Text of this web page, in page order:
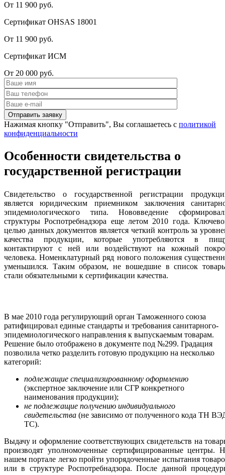
От 11 900 руб.
Сертификат OHSAS 18001
От 11 900 руб.
Сертификат ИСМ
От 20 000 руб.
Нажимая кнопку "Отправить", Вы соглашаетесь с политикой
конфиденциальности
Особенности свидетельства о
государственной регистрации
Свидетельство о государственной регистрации
является юридическим приемником заключения
эпидемиологического типа. Нововведение
структуры Роспотребнадзора еще летом 2010 года.
целью данных документов является четкий контроль за
качества продукции, которые употребляются в
контактируют с ней или воздействуют на кожный
человека. Номенклатурный ряд нового положения
уменьшился. Таким образом, не вошедшие в список
стали обязательными к сертификации качества.
В мае 2010 года регулирующий орган Таможенного союза
ратифицировал единые стандарты и требования санитарного-
эпидемиологического направления к выпускаемым товарам.
Решение было отображено в документе под №299. Градация
позволила четко разделить готовую продукцию на несколько
категорий:
подлежащие специализированному оформлению
(экспертное заключение или СГР конкретного
наименования продукции);
не подлежащие получению индивидуального
свидетельства (не зависимо от полученного кода ТН
ТС).
Выдачу и оформление соответствующих свидетельств на
производят уполномоченные сертифицированные центры.
нашем портале легко пройти упорядоченные испытания
или в структуре Роспотребнадзора. После данной